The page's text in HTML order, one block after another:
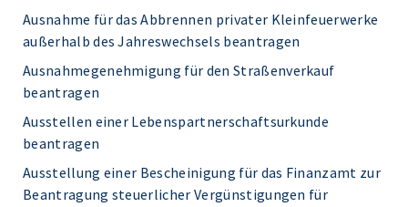
Ausnahme für das Abbrennen privater Kleinfeuerwerke
außerhalb des Jahreswechsels beantragen
Ausnahmegenehmigung für den Straßenverkauf
beantragen
Ausstellen einer Lebenspartnerschaftsurkunde
beantragen
Ausstellung einer Bescheinigung für das Finanzamt zur
Beantragung steuerlicher Vergünstigungen für